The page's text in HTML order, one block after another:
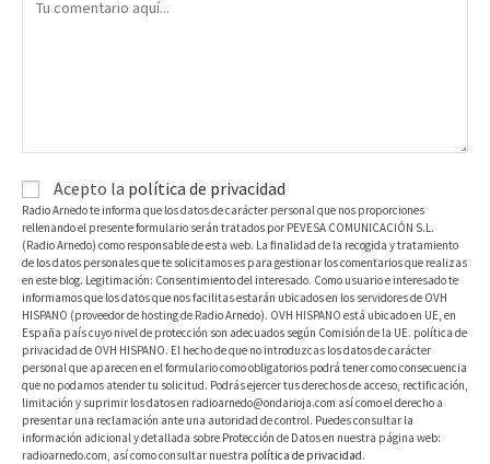
Acepto la política de privacidad
Radio Arnedo te informa que los datos de carácter personal que nos proporciones
rellenando el presente formulario serán tratados por PEVESA COMUNICACIÓN S.L.
(Radio Arnedo) como responsable de esta web. La finalidad de la recogida y tratamiento
de los datos personales que te solicitamos es para gestionar los comentarios que realizas
en este blog. Legitimación: Consentimiento del interesado. Como usuario e interesado te
informamos que los datos que nos facilitas estarán ubicados en los servidores de OVH
HISPANO (proveedor de hosting de Radio Arnedo). OVH HISPANO está ubicado en UE, en
España país cuyo nivel de protección son adecuados según Comisión de la UE. política de
privacidad de OVH HISPANO. El hecho de que no introduzcas los datos de carácter
personal que aparecen en el formulario como obligatorios podrá tener como consecuencia
que no podamos atender tu solicitud. Podrás ejercer tus derechos de acceso, rectificación,
limitación y suprimir los datos en radioarnedo@ondarioja.com así como el derecho a
presentar una reclamación ante una autoridad de control. Puedes consultar la
información adicional y detallada sobre Protección de Datos en nuestra página web:
radioarnedo.com, así como consultar nuestra política de privacidad.